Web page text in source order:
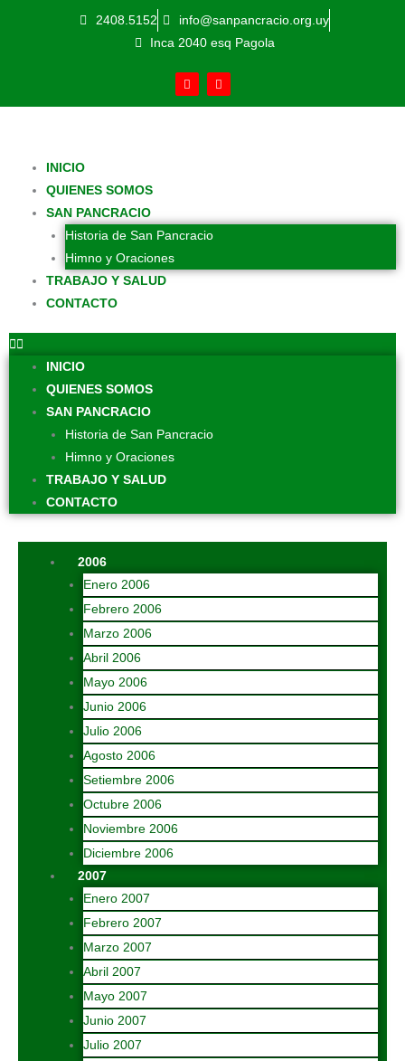
2408.5152
info@sanpancracio.org.uy
Inca 2040 esq Pagola
F
a
c
Y
o
u
INICIO
QUIENES SOMOS
SAN PANCRACIO
Historia de San Pancracio
Himno y Oraciones
TRABAJO Y SALUD
CONTACTO
INICIO
QUIENES SOMOS
SAN PANCRACIO
Historia de San Pancracio
Himno y Oraciones
TRABAJO Y SALUD
CONTACTO
2006
Enero 2006
Febrero 2006
Marzo 2006
Abril 2006
Mayo 2006
Junio 2006
Julio 2006
Agosto 2006
Setiembre 2006
Octubre 2006
Noviembre 2006
Diciembre 2006
2007
Enero 2007
Febrero 2007
Marzo 2007
Abril 2007
Mayo 2007
Junio 2007
Julio 2007